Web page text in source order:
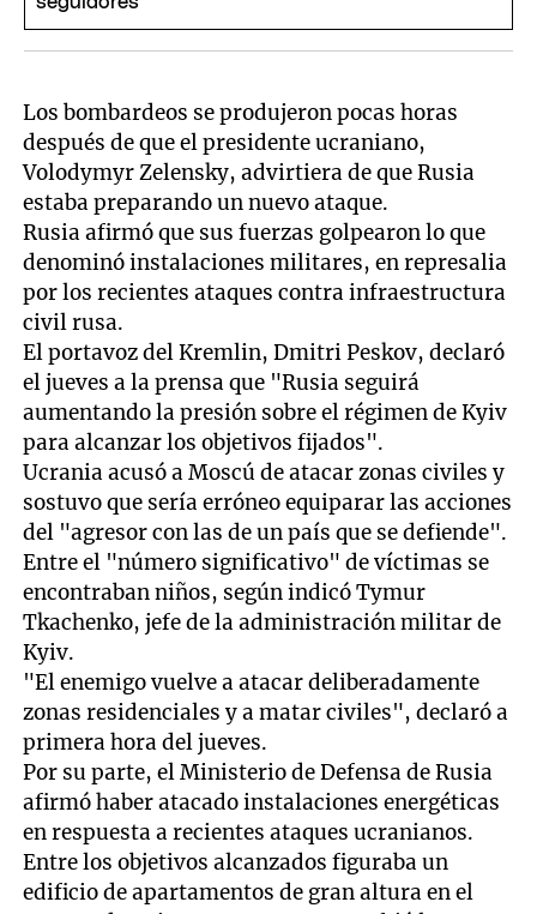
Los bombardeos se produjeron pocas horas
después de que el presidente ucraniano,
Volodymyr Zelensky, advirtiera de que Rusia
estaba preparando un nuevo ataque.
Rusia afirmó que sus fuerzas golpearon lo que
denominó instalaciones militares, en represalia
por los recientes ataques contra infraestructura
civil rusa.
El portavoz del Kremlin, Dmitri Peskov, declaró
el jueves a la prensa que "Rusia seguirá
aumentando la presión sobre el régimen de Kyiv
para alcanzar los objetivos fijados".
Ucrania acusó a Moscú de atacar zonas civiles y
sostuvo que sería erróneo equiparar las acciones
del "agresor con las de un país que se defiende".
Entre el "número significativo" de víctimas se
encontraban niños, según indicó Tymur
Tkachenko, jefe de la administración militar de
Kyiv.
"El enemigo vuelve a atacar deliberadamente
zonas residenciales y a matar civiles", declaró a
primera hora del jueves.
Por su parte, el Ministerio de Defensa de Rusia
afirmó haber atacado instalaciones energéticas
en respuesta a recientes ataques ucranianos.
Entre los objetivos alcanzados figuraba un
edificio de apartamentos de gran altura en el